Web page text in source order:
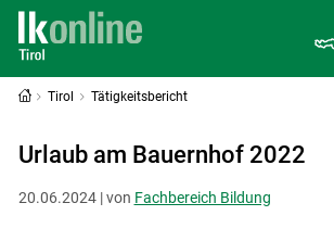
Tirol Tätigkeitsbericht
Urlaub am Bauernhof 2022
20.06.2024 | von Fachbereich Bildung